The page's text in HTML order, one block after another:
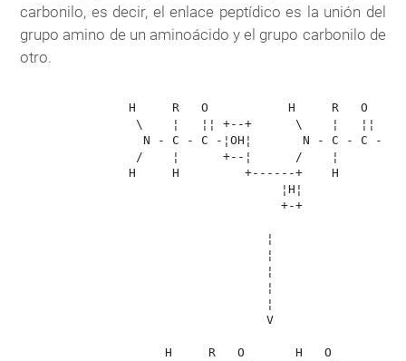
carbonilo, es decir, el enlace peptídico es la unión del
grupo amino de un aminoácido y el grupo carbonilo de
otro.
H     R   O           H
                \    ¦   ¦¦ +--+      \    ¦   ¦¦
                 N - C - C -¦OH¦       N - C - C - OH
                /    ¦      +--¦      /    ¦
               H     H         +------+    H
                                    ¦H¦
                                    +-+
                                  ¦
                                  ¦
                                  ¦
                                  ¦
                                  ¦
                                  V
                    H     R   O       H   O